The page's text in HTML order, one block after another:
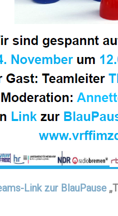
Link zur BlauPause